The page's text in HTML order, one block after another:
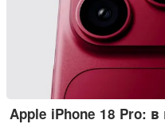
Apple iPhone 18 Pro: